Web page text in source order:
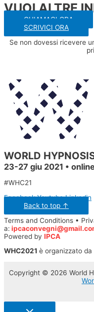
VUOI ALTRE
CHIAMACI ORA
SCRIVICI ORA
Se non dovessi ricevere
WORLD
23-27 giu 2021 •
#WHC21
Facebook Youtube Linkedin
Back to top ↑
Terms and Conditions •
a:
Powered by IPCA
WHC2021 è organizzato da
Copyright © 2026 World